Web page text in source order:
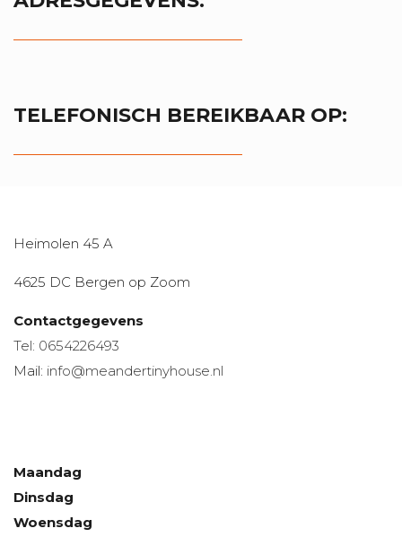
Contact
TELEFONISCH BEREIKBAAR OP:
Heimolen 45 A
4625 DC Bergen op Zoom
Contactgegevens
Tel: 0654226493
Mail: info@meandertinyhouse.nl
Maandag
Dinsdag
Woensdag